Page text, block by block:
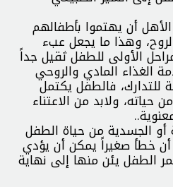
أن يهتموا بأطفالهم
وهذا ما يجعل عبء
الأولى للطفل ثقيل جداً
الغذاء المادي والروحي
للتدارك، فالطفل يكتمل
حياته، ولابد من الاعتناء
أو الجسدية من حياة الطفل
خطأ صغيراً يمكن أن يؤدي
الطفل يئن منها إلى نهاية